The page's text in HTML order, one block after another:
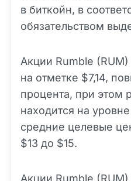
в биткойн, в
обязательством
Акции Rumble
на отметке $7,14,
процента, при этом
находится на
средние целевые
$13 до $15.
Акции Rumble